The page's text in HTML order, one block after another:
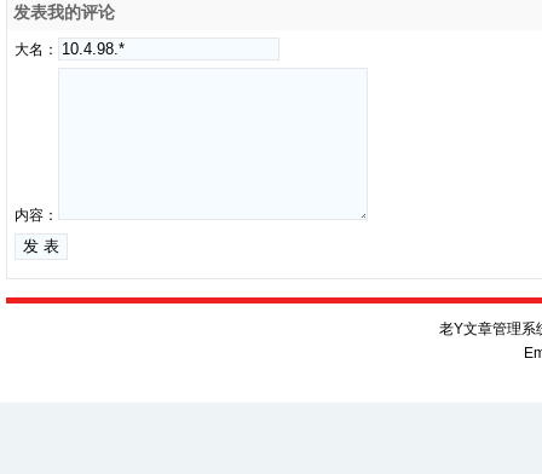
发表我的评论
大名：
内容：
老Y文章管理系